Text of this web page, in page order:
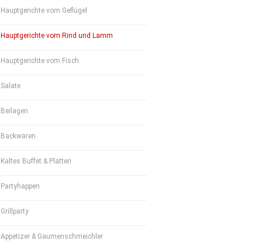
Hauptgerichte vom Geflügel
Hauptgerichte vom Rind und Lamm
Hauptgerichte vom Fisch
Salate
Beilagen
Backwaren
Kaltes Buffet & Platten
Partyhappen
Grillparty
Appetizer & Gaumenschmeichler